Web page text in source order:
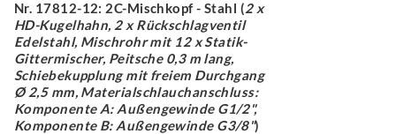
Nr. 17812-12: 2C-Mischkopf - Stahl (2 x
HD-Kugelhahn, 2 x Rückschlagventil
Edelstahl, Mischrohr mit 12 x Statik-
Gittermischer, Peitsche 0,3 m lang,
Schiebekupplung mit freiem Durchgang
Ø 2,5 mm, Materialschlauchanschluss:
Komponente A: Außengewinde G1/2",
Komponente B: Außengewinde G3/8")